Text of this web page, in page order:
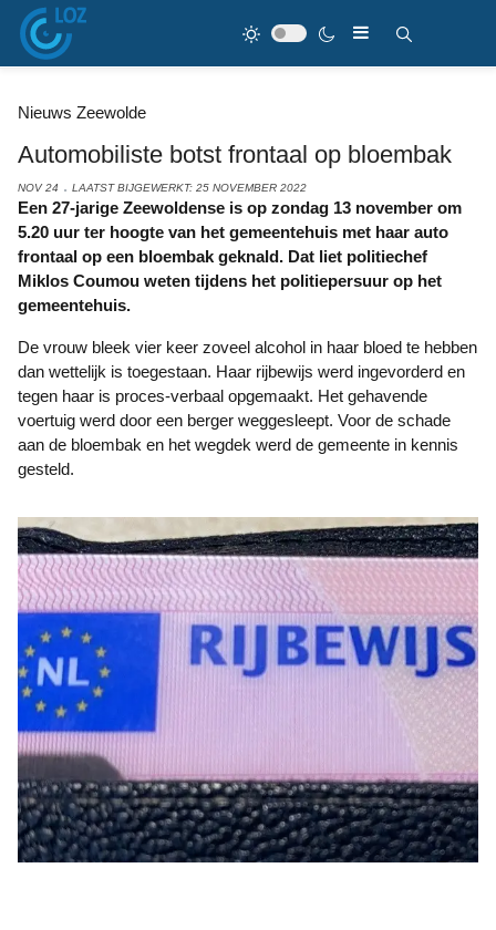
Nieuws Zeewolde
Automobiliste botst frontaal op bloembak
NOV 24 LAATST BIJGEWERKT: 25 NOVEMBER 2022
Een 27-jarige Zeewoldense is op zondag 13 november om
5.20 uur ter hoogte van het gemeentehuis met haar auto
frontaal op een bloembak geknald. Dat liet politiechef
Miklos Coumou weten tijdens het politiepersuur op het
gemeentehuis.
De vrouw bleek vier keer zoveel alcohol in haar bloed te hebben
dan wettelijk is toegestaan. Haar rijbewijs werd ingevorderd en
tegen haar is proces-verbaal opgemaakt. Het gehavende
voertuig werd door een berger weggesleept. Voor de schade
aan de bloembak en het wegdek werd de gemeente in kennis
gesteld.